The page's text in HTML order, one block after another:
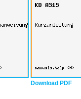
Download PDF